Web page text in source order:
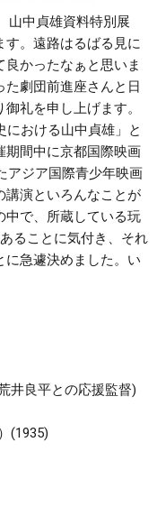
山中貞雄資料特別展
す。遠路はるばる見に
かったなぁと思いま
劇団前進座さんと日
礼を申し上げます。
における山中貞雄」と
期間中に京都国際映画
アジア国際青少年映画
講演といろんなことが
中で、所蔵している玩
ることに気付き、それ
に急遽決めました。い
井良平との応援監督)
(1935)